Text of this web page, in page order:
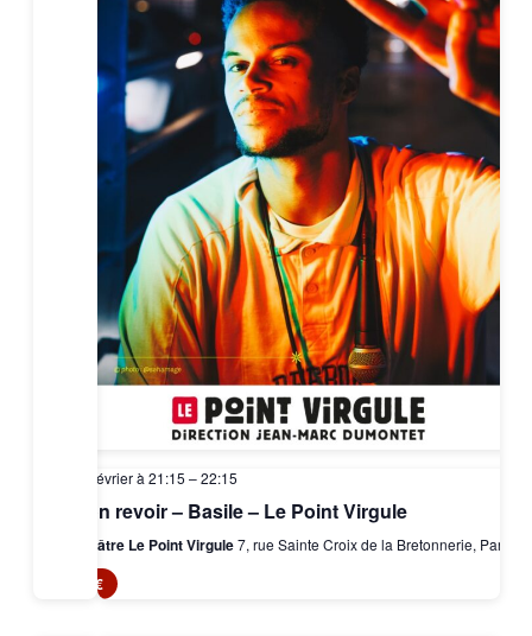
12 février à 21:15 –22:15
Bon revoir – Basile – Le Point Virgule
Théâtre Le Point Virgule7, rue Sainte Croix de la Bretonnerie, Paris
6€